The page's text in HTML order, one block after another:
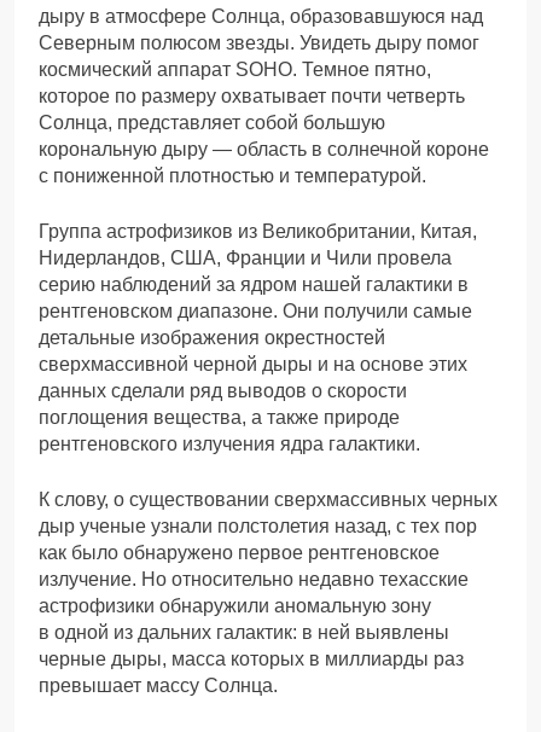
дыру в атмосфере Солнца, образовавшуюся над
Северным полюсом звезды. Увидеть дыру помог
космический аппарат SOHO. Темное пятно,
которое по размеру охватывает почти четверть
Солнца, представляет собой большую
корональную дыру — область в солнечной короне
с пониженной плотностью и температурой.
Группа астрофизиков из Великобритании, Китая,
Нидерландов, США, Франции и Чили провела
серию наблюдений за ядром нашей галактики в
рентгеновском диапазоне. Они получили самые
детальные изображения окрестностей
сверхмассивной черной дыры и на основе этих
данных сделали ряд выводов о скорости
поглощения вещества, а также природе
рентгеновского излучения ядра галактики.
К слову, о существовании сверхмассивных черных
дыр ученые узнали полстолетия назад, с тех пор
как было обнаружено первое рентгеновское
излучение. Но относительно недавно техасские
астрофизики обнаружили аномальную зону
в одной из дальних галактик: в ней выявлены
черные дыры, масса которых в миллиарды раз
превышает массу Солнца.